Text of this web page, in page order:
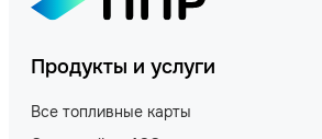
Продукты и услуги
Все топливные карты